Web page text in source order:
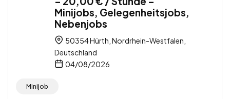
Minijobs, Gelegenheitsjobs,
Nebenjobs
50354 Hürth, Nordrhein-Westfalen,
Deutschland
04/08/2026
Minijob